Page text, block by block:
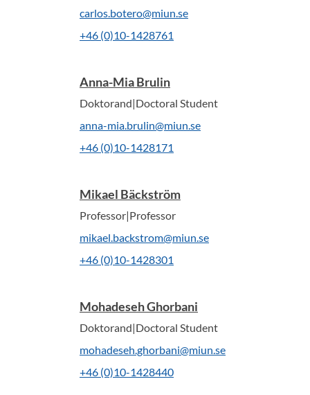
carlos.botero@miun.se
+46 (0)10-1428761
Anna-Mia Brulin
Doktorand|Doctoral Student
anna-mia.brulin@miun.se
+46 (0)10-1428171
Mikael Bäckström
Professor|Professor
mikael.backstrom@miun.se
+46 (0)10-1428301
Mohadeseh Ghorbani
Doktorand|Doctoral Student
mohadeseh.ghorbani@miun.se
+46 (0)10-1428440